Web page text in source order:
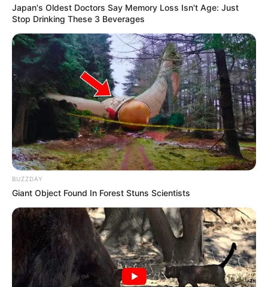
A vendégek döbbenten hallgattak. A férjem arca egy pillanat
alatt elsápadt — akkor értette meg, hogy ez már nem vicc.
Japan's Oldest Doctors Say Memory Loss Isn't Age: Just
Stop Drinking These 3 Beverages
BUZZDAY
Giant Object Found In Forest Stuns Scientists